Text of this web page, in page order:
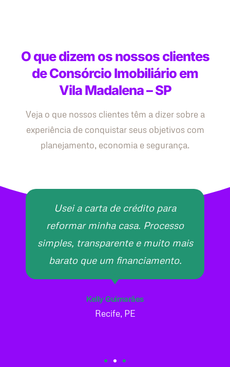
O que dizem os nossos clientes
de Consórcio Imobiliário em
Vila Madalena – SP
Veja o que nossos clientes têm a dizer sobre a
experiência de conquistar seus objetivos com
planejamento, economia e segurança.
Usei a carta de crédito para
reformar minha casa. Processo
simples, transparente e muito mais
barato que um financiamento.
Kelly Guimarães
Recife, PE